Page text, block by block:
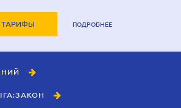
ТАРИФЫ ПОДРОБНЕЕ